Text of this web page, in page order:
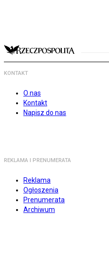
KONTAKT
O nas
Kontakt
Napisz do nas
REKLAMA I PRENUMERATA
Reklama
Ogłoszenia
Prenumerata
Archiwum